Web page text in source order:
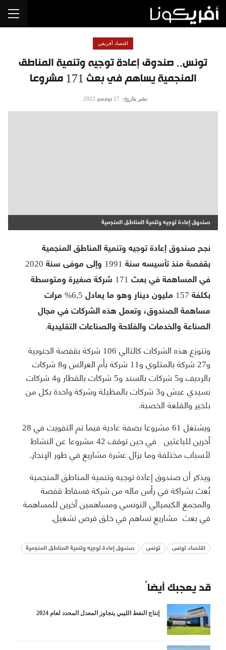
تونس.. صندوق إعادة توجيه وتنمية المناطق
المنجمية يساهم في بعث 171 مشروعا
اقتصاد أفريقي
نشر بتاريخ: 27 نوفمبر 2022
صندوق إعادة توجيه وتنمية المناطق المنجمية
نجح صندوق إعادة توجيه وتنمية المناطق المنجمية
بقفصة منذ تأسيسه سنة 1991 وإلى موفى سنة 2020
في المساهمة في بعث 171 شركة صغيرة ومتوسطة
بكلفة 157 مليون دينار وهو ما يعادل 6,5% مرات
مساهمة الصندوق، وتعمل هذه الشركات في مجال
الصناعة والخدمات والفلاحة والصناعات التقليدية.
وتتوزع هذه الشركات كالتالي 106 شركة بقفصة الجنوبية
و27 شركة بالمتلوي و11 شركة بأم العرائس و8 شركات
بالرديف و5 شركات بالسند و5 شركات بالقطار و4 شركات
بسيدي عيش و3 شركات بالمظيلة وشركة واحدة بكل من
بلخير والقلعة الخصبة.
ويشتغل 61 مشروعا بصفة عادية فيما تم التفويت في 28
آخرين للباعثين في حين توقف 42 مشروعا عن النشاط
لأسباب مختلفة وما يزال عشرة مشاريع في طور الإنجاز.
ويذكر أن صندوق إعادة توجيه وتنمية المناطق المنجمية
بُعث بشراكة في رأس ماله من شركة فسفاط قفصة
والمجمع الكيميائي التونسي ومساهمين آخرين للمساهمة
في بعث مشاريع تساهم في خلق فرص تشغيل.
اقتصاد تونس تونس صندوق إعادة توجيه وتنمية المناطق المنجمية
قد يعجبك أيضاً
إنتاج النفط الليبي يتجاوز المعدل المحدد لعام 2024